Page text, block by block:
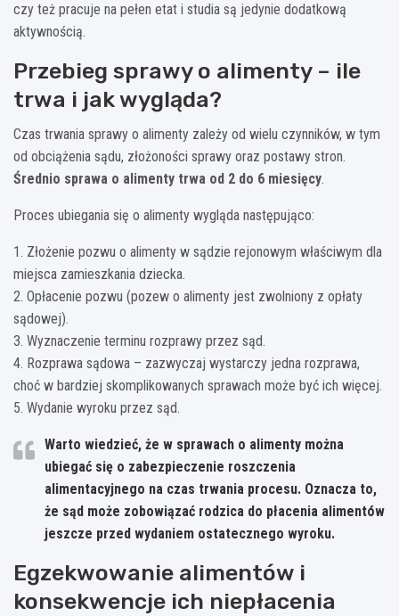
czy też pracuje na pełen etat i studia są jedynie dodatkową
aktywnością.
Przebieg sprawy o alimenty – ile
trwa i jak wygląda?
Czas trwania sprawy o alimenty zależy od wielu czynników, w tym
od obciążenia sądu, złożoności sprawy oraz postawy stron.
Średnio sprawa o alimenty trwa od 2 do 6 miesięcy.
Proces ubiegania się o alimenty wygląda następująco:
1. Złożenie pozwu o alimenty w sądzie rejonowym właściwym dla
miejsca zamieszkania dziecka.
2. Opłacenie pozwu (pozew o alimenty jest zwolniony z opłaty
sądowej).
3. Wyznaczenie terminu rozprawy przez sąd.
4. Rozprawa sądowa – zazwyczaj wystarczy jedna rozprawa,
choć w bardziej skomplikowanych sprawach może być ich więcej.
5. Wydanie wyroku przez sąd.
Warto wiedzieć, że w sprawach o alimenty można
ubiegać się o zabezpieczenie roszczenia
alimentacyjnego na czas trwania procesu. Oznacza to,
że sąd może zobowiązać rodzica do płacenia alimentów
jeszcze przed wydaniem ostatecznego wyroku.
Egzekwowanie alimentów i
konsekwencje ich niepłacenia